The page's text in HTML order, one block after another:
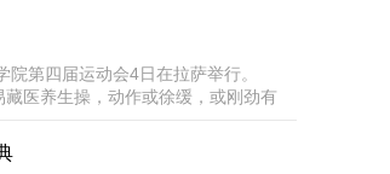
了聚集性的疫情，原考点将进行整体
院第四届运动会4日在拉萨举行。
医养生操，动作或徐缓，或刚劲有
运动走秀等更具创意。 打坐瑜伽的